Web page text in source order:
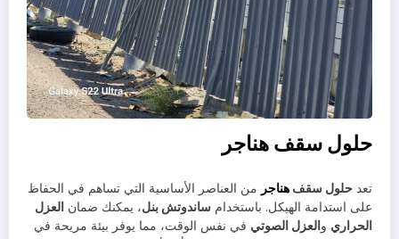
حلول سقف هناجر
تعد حلول سقف هناجر من العناصر الأساسية التي تساهم في الحفاظ
على استدامة الهيكل. باستخدام ساندوتش بنل، يمكنك ضمان العزل
الحراري والعزل الصوتي في نفس الوقت، مما يوفر بيئة مريحة في